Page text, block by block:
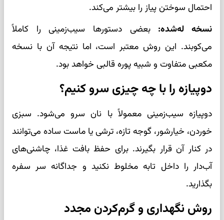
احتمال سوختن پیاز را بیشتر می‌کند.
نسخه له‌شده: بعضی دستورها سیب‌زمینی را کاملاً
می‌کوبند. این روش معتبر است، اما نتیجه آن با نسخه
مکعبی متفاوت و شبیه پوره قالبی خواهد بود.
دوپیازه را با چه چیزی سرو کنیم؟
دوپیازه سیب‌زمینی معمولاً با نان سرو می‌شود. سبزی
خوردن، خیارشور، گوجه تازه، ترشی یا ماست ساده می‌توانند
در کنار آن قرار بگیرند. برای حفظ بافت غذا، چاشنی‌های
آب‌دار را داخل تابه مخلوط نکنید و جداگانه سر سفره
بگذارید.
روش نگهداری و گرم‌کردن مجدد